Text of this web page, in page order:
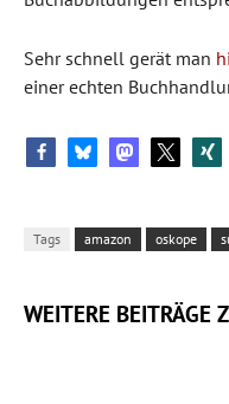
Sehr schnell gerät man
einer echten
Tags amazon oskope
WEITERE BEITRÄGE